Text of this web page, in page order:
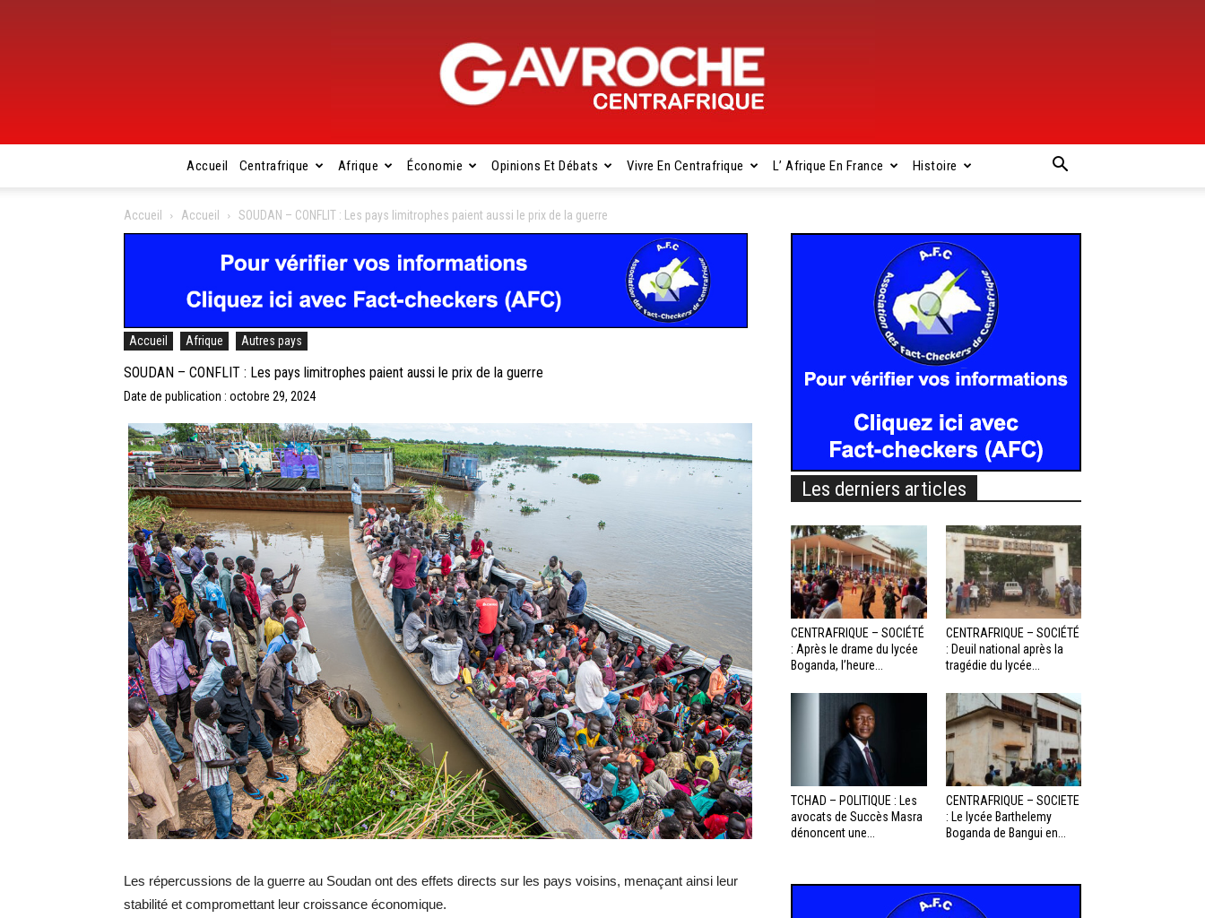
Centrafrique
Accueil Centrafrique Afrique Économie Opinions Et Débats Vivre En Centrafrique L’ Afrique En France Histoire
Accueil Accueil SOUDAN – CONFLIT : Les pays limitrophes paient aussi le prix de la guerre
Accueil Afrique Autres pays
SOUDAN – CONFLIT : Les pays limitrophes paient aussi le prix de la guerre
Date de publication : octobre 29, 2024
Les répercussions de la guerre au Soudan ont des effets directs sur les pays voisins, menaçant ainsi leur
stabilité et compromettant leur croissance économique.
Les derniers articles
CENTRAFRIQUE – SOCIÉTÉ
: Après le drame du lycée
Boganda, l’heure...
CENTRAFRIQUE – SOCIÉTÉ
: Deuil national après la
tragédie du lycée...
TCHAD – POLITIQUE : Les
avocats de Succès Masra
dénoncent une...
CENTRAFRIQUE – SOCIETE
: Le lycée Barthelemy
Boganda de Bangui en...